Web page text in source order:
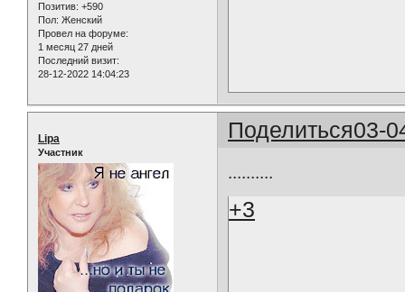
Позитив: +590
Пол: Женский
Провел на форуме:
1 месяц 27 дней
Последний визит:
28-12-2022 14:04:23
Поделиться03-
Lipa
Участник
..........
+3